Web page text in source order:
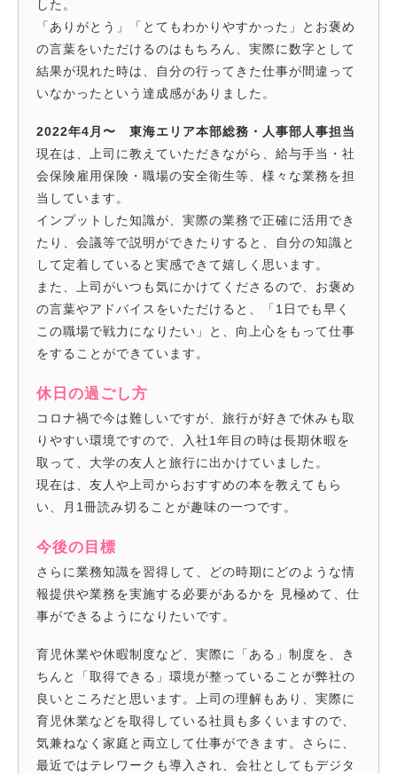
した。
「ありがとう」「とてもわかりやすかった」とお褒め
の言葉をいただけるのはもちろん、実際に数字として
結果が現れた時は、自分の行ってきた仕事が間違って
いなかったという達成感がありました。
2022年4月〜 東海エリア本部総務・人事部人事担当
現在は、上司に教えていただきながら、給与手当・社
会保険雇用保険・職場の安全衛生等、様々な業務を担
当しています。
インプットした知識が、実際の業務で正確に活用でき
たり、会議等で説明ができたりすると、自分の知識と
して定着していると実感できて嬉しく思います。
また、上司がいつも気にかけてくださるので、お褒め
の言葉やアドバイスをいただけると、「1日でも早く
この職場で戦力になりたい」と、向上心をもって仕事
をすることができています。
休日の過ごし方
コロナ禍で今は難しいですが、旅行が好きで休みも取
りやすい環境ですので、入社1年目の時は長期休暇を
取って、大学の友人と旅行に出かけていました。
現在は、友人や上司からおすすめの本を教えてもら
い、月1冊読み切ることが趣味の一つです。
今後の目標
さらに業務知識を習得して、どの時期にどのような情
報提供や業務を実施する必要があるかを 見極めて、仕
事ができるようになりたいです。
育児休業や休暇制度など、実際に「ある」制度を、き
ちんと「取得できる」環境が整っていることが弊社の
良いところだと思います。上司の理解もあり、実際に
育児休業などを取得している社員も多くいますので、
気兼ねなく家庭と両立して仕事ができます。さらに、
最近ではテレワークも導入され、会社としてもデジタ